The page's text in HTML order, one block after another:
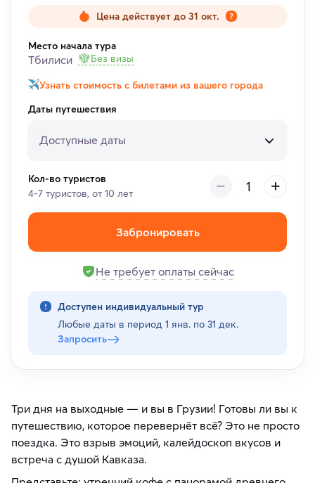
Цена действует до 31 окт.
Место начала тура
Тбилиси Без визы
Узнать стоимость с билетами из вашего города
Даты путешествия
Доступные даты
Кол-во туристов
4-7 туристов, от 10 лет
Забронировать
Не требует оплаты сейчас
Доступен индивидуальный тур
Любые даты в период 1 янв. по 31 дек.
Запросить
Три дня на выходные — и вы в Грузии! Готовы ли вы к
путешествию, которое перевернёт всё? Это не просто
поездка. Это взрыв эмоций, калейдоскоп вкусов и
встреча с душой Кавказа.